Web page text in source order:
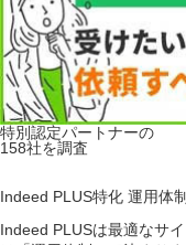
特別認定パートナーの
158社を調査
Indeed PLUS特化 運用体
Indeed PLUSは最適なサ